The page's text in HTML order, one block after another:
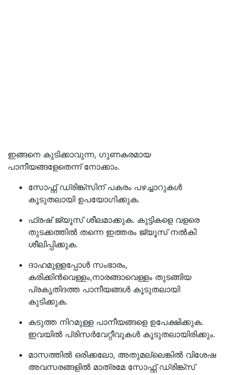
ഇങ്ങനെ കുടിക്കാവുന്ന, ഗുണകരമായ
പാനീയങ്ങളേതെന്ന് നോക്കാം.
സോഫ്റ്റ് ഡ്രിങ്ക്സിന് പകരം പഴച്ചാറുകൾ
കൂടുതലായി ഉപയോഗിക്കുക.
ഫ്രഷ് ജ്യൂസ് ശീലമാക്കുക. കുട്ടികളെ വളരെ
തുടക്കത്തിൽ തന്നെ ഇത്തരം ജ്യൂസ് നൽകി
ശീലിപ്പിക്കുക.
ദാഹമുള്ളപ്പോൾ സംഭാരം,
കരിക്കിൻവെള്ളം,നാരങ്ങാവെള്ളം തുടങ്ങിയ
പ്രകൃതിദത്ത പാനീയങ്ങൾ കൂടുതലായി
കുടിക്കുക.
കടുത്ത നിറമുള്ള പാനീയങ്ങളെ ഉപേക്ഷിക്കുക.
ഇവയിൽ പ്രിസർവേറ്റീവുകൾ കൂടുതലായിരിക്കും.
മാസത്തിൽ ഒരിക്കലോ, അതുമല്ലെങ്കിൽ വിശേഷ
അവസരങ്ങളിൽ മാത്രമേ സോഫ്റ്റ് ഡ്രിങ്ക്സ്